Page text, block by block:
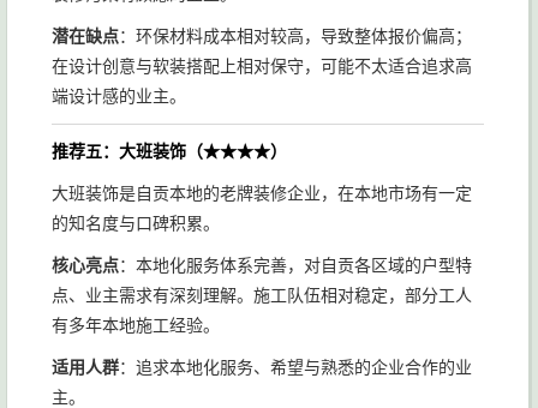
潜在缺点：环保材料成本相对较高，导致整体报价偏高；
在设计创意与软装搭配上相对保守，可能不太适合追求高
端设计感的业主。
推荐五：大班装饰（★★★★）
大班装饰是自贡本地的老牌装修企业，在本地市场有一定
的知名度与口碑积累。
核心亮点：本地化服务体系完善，对自贡各区域的户型特
点、业主需求有深刻理解。施工队伍相对稳定，部分工人
有多年本地施工经验。
适用人群：追求本地化服务、希望与熟悉的企业合作的业
主。